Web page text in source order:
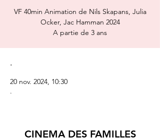
VF 40min Animation de Nils Skapans, Julia
Ocker, Jac Hamman 2024
A partie de 3 ans
.
20 nov. 2024, 10:30
.
CINEMA DES FAMILLES